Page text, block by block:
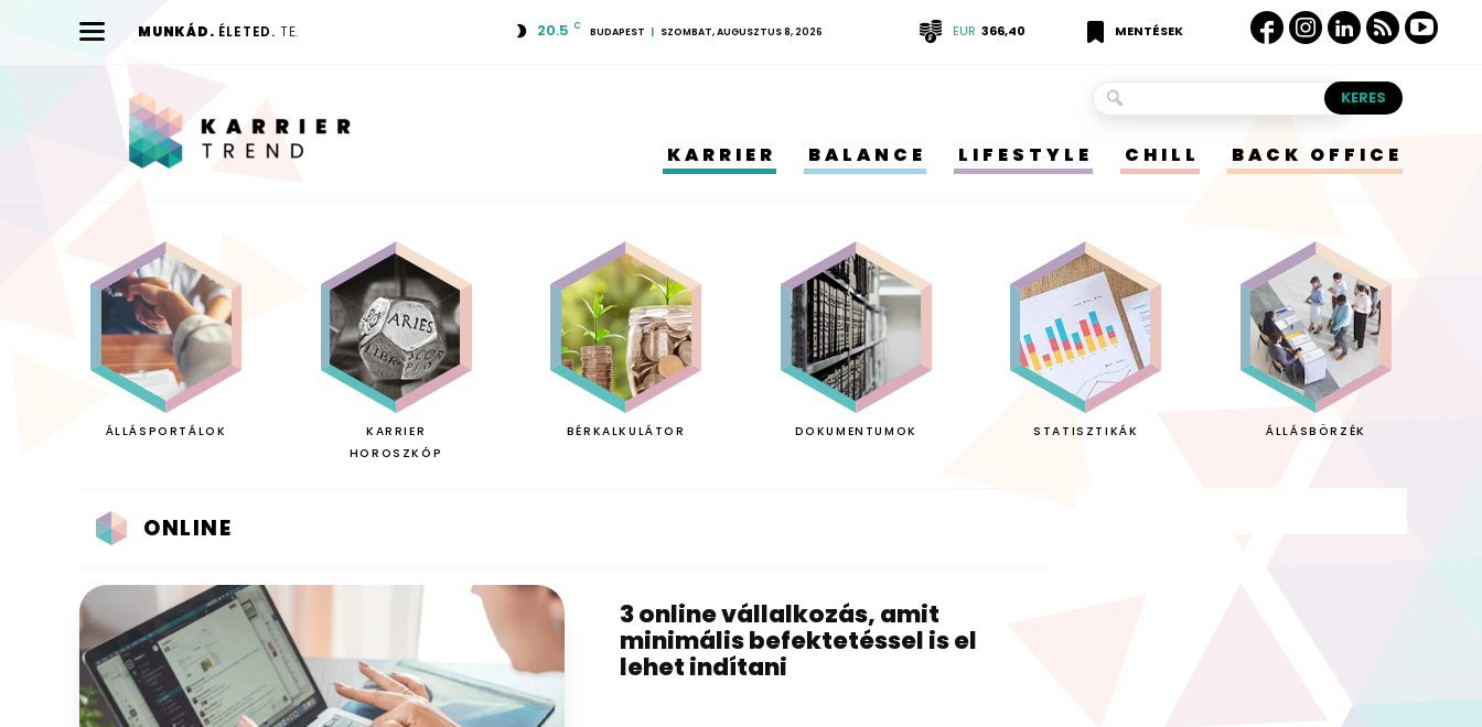
MUNKÁD. ÉLETED. TE. 20.5 C BUDAPEST SZOMBAT, AUGUSZTUS 8, 2026 EUR 366,40 MENTÉSEK
KARRIER BALANCE LIFESTYLE CHILL BACK OFFICE
ÁLLÁSPORTÁLOK
KARRIER
HOROSZKÓP
BÉRKALKULÁTOR DOKUMENTUMOK STATISZTIKÁK ÁLLÁSBÖRZÉK
ONLINE
3 online vállalkozás, amit
minimális befektetéssel is el
lehet indítani